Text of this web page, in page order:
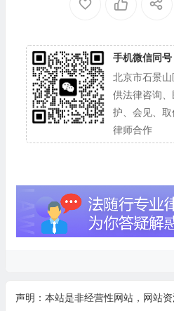
手机微信同
北京市石景
供法律咨询
护、会见、
律师合作
声明：本站是非经营性网站，网站